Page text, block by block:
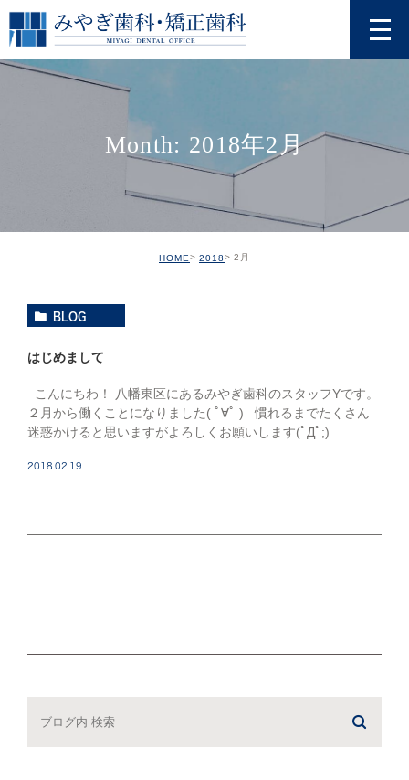
Month: 2018年2月
HOME 2018 2月
BLOG
はじめまして
こんにちわ！ 八幡東区にあるみやぎ歯科のスタッフYです。
２月から働くことになりました( ﾟ∀ﾟ ) 慣れるまでたくさん
迷惑かけると思いますがよろしくお願いします(ﾟДﾟ;)
2018.02.19